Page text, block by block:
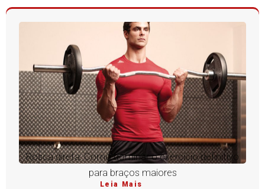
Rosca direta: Como dominar o exercício definitivo
para braços maiores
Leia Mais